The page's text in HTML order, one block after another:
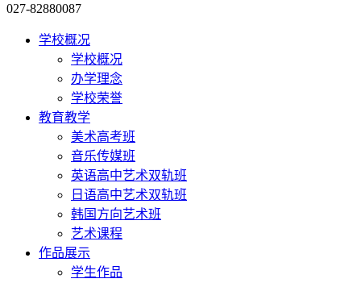
027-82880087
学校概况
学校概况
办学理念
学校荣誉
教育教学
美术高考班
音乐传媒班
英语高中艺术双轨班
日语高中艺术双轨班
韩国方向艺术班
艺术课程
作品展示
学生作品